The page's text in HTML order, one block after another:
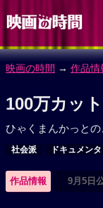
映画の時間 → 作品情
100万カッ
ひゃくまんかっとの
社会派 ドキュメン
作品情報 9月5日